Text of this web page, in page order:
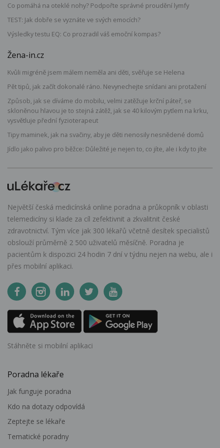
Co pomáhá na oteklé nohy? Podpořte správné proudění lymfy
TEST: Jak dobře se vyznáte ve svých emocích?
Výsledky testu EQ: Co prozradil váš emoční kompas?
Žena-in.cz
Kvůli migréně jsem málem neměla ani děti, svěřuje se Helena
Pět tipů, jak začít dokonalé ráno. Nevynechejte snídani ani protažení
Způsob, jak se díváme do mobilu, velmi zatěžuje krční páteř, se
skloněnou hlavou je to stejná zátěž, jak se 40 kilovým pytlem na krku,
vysvětluje přední fyzioterapeut
Tipy maminek, jak na svačiny, aby je děti nenosily nesnědené domů
Jídlo jako palivo pro běžce: Důležité je nejen to, co jíte, ale i kdy to jíte
Největší česká medicínská online poradna a průkopník v oblasti
telemedicíny si klade za cíl zefektivnit a zkvalitnit české
zdravotnictví. Tým více jak 300 lékařů včetně desítek specialistů
obslouží průměrně 2 500 uživatelů měsíčně. Poradna je
pacientům k dispozici 24 hodin 7 dní v týdnu nejen na webu, ale i
přes mobilní aplikaci.
Stáhněte si mobilní aplikaci
Poradna lékaře
Jak funguje poradna
Kdo na dotazy odpovídá
Zeptejte se lékaře
Tematické poradny